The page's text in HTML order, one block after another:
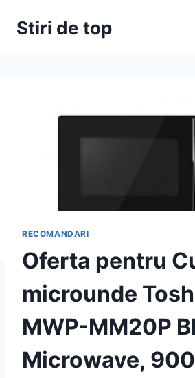
Stiri de top
RECOMANDARI
Oferta pentru
microunde
MWP-MM20P
Microwave,